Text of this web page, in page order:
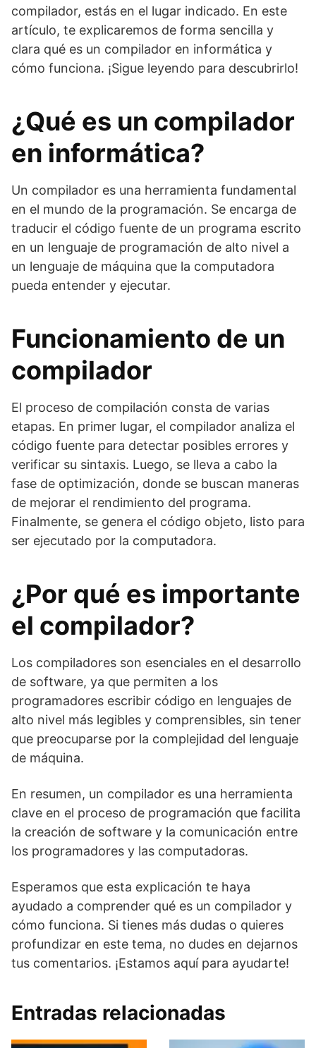
compilador, estás en el lugar indicado. En este
artículo, te explicaremos de forma sencilla y
clara qué es un compilador en informática y
cómo funciona. ¡Sigue leyendo para descubrirlo!
¿Qué es un compilador
en informática?
Un compilador es una herramienta fundamental
en el mundo de la programación. Se encarga de
traducir el código fuente de un programa escrito
en un lenguaje de programación de alto nivel a
un lenguaje de máquina que la computadora
pueda entender y ejecutar.
Funcionamiento de un
compilador
El proceso de compilación consta de varias
etapas. En primer lugar, el compilador analiza el
código fuente para detectar posibles errores y
verificar su sintaxis. Luego, se lleva a cabo la
fase de optimización, donde se buscan maneras
de mejorar el rendimiento del programa.
Finalmente, se genera el código objeto, listo para
ser ejecutado por la computadora.
¿Por qué es importante
el compilador?
Los compiladores son esenciales en el desarrollo
de software, ya que permiten a los
programadores escribir código en lenguajes de
alto nivel más legibles y comprensibles, sin tener
que preocuparse por la complejidad del lenguaje
de máquina.
En resumen, un compilador es una herramienta
clave en el proceso de programación que facilita
la creación de software y la comunicación entre
los programadores y las computadoras.
Esperamos que esta explicación te haya
ayudado a comprender qué es un compilador y
cómo funciona. Si tienes más dudas o quieres
profundizar en este tema, no dudes en dejarnos
tus comentarios. ¡Estamos aquí para ayudarte!
Entradas relacionadas